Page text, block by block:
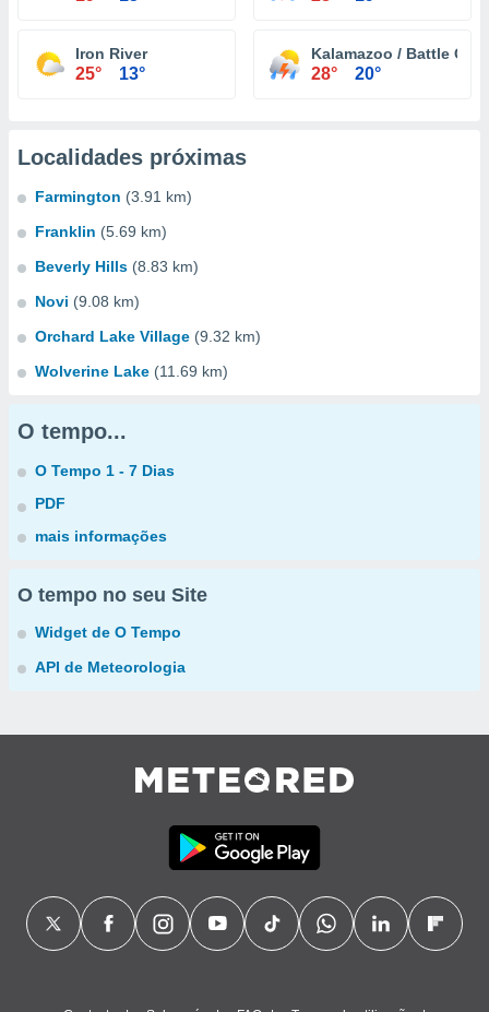
Iron River
25° 13°
Kalamazoo / Battle
28° 20°
Localidades próximas
Farmington (3.91 km)
Franklin (5.69 km)
Beverly Hills (8.83 km)
Novi (9.08 km)
Orchard Lake Village (9.32 km)
Wolverine Lake (11.69 km)
O tempo...
O Tempo 1 - 7 Dias
PDF
mais informações
O tempo no seu Site
Widget de O Tempo
API de Meteorologia